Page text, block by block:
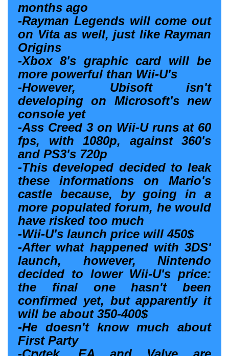
months ago
-Rayman Legends will come out
on Vita as well, just like Rayman
Origins
-Xbox 8's graphic card will be
more powerful than Wii-U's
-However, Ubisoft isn't
developing on Microsoft's new
console yet
-Ass Creed 3 on Wii-U runs at 60
fps, with 1080p, against 360's
and PS3's 720p
-This developed decided to leak
these informations on Mario's
castle because, by going in a
more populated forum, he would
have risked too much
-Wii-U's launch price will 450$
-After what happened with 3DS'
launch, however, Nintendo
decided to lower Wii-U's price:
the final one hasn't been
confirmed yet, but apparently it
will be about 350-400$
-He doesn't know much about
First Party